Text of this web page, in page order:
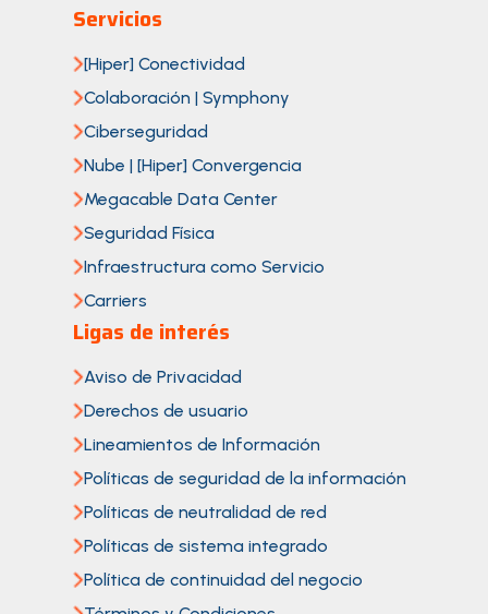
Servicios
[Hiper] Conectividad
Colaboración | Symphony
Ciberseguridad
Nube | [Hiper] Convergencia
Megacable Data Center
Seguridad Física
Infraestructura como Servicio
Carriers
Ligas de interés
Aviso de Privacidad
Derechos de usuario
Lineamientos de Información
Políticas de seguridad de la información
Políticas de neutralidad de red
Políticas de sistema integrado
Política de continuidad del negocio